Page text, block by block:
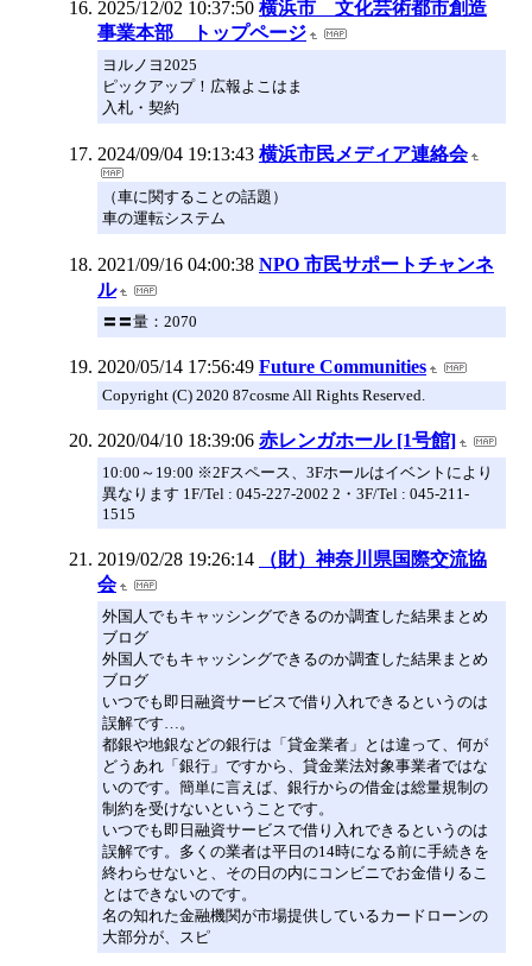
2025/12/02 10:37:50 横浜市 文化芸術都市創造
事業本部 トップページ
ヨルノヨ2025
ピックアップ！広報よこはま
入札・契約
2024/09/04 19:13:43 横浜市民メディア連絡会
（車に関することの話題）
車の運転システム
2021/09/16 04:00:38 NPO 市民サポートチャンネ
ル
〓〓量：2070
2020/05/14 17:56:49 Future Communities
Copyright (C) 2020 87cosme All Rights Reserved.
2020/04/10 18:39:06 赤レンガホール [1号館]
10:00～19:00 ※2Fスペース、3Fホールはイベントにより
異なります 1F/Tel : 045-227-2002 2・3F/Tel : 045-211-
1515
2019/02/28 19:26:14
（財）神奈川県国際交流協
会
外国人でもキャッシングできるのか調査した結果まとめ
ブログ
外国人でもキャッシングできるのか調査した結果まとめ
ブログ
いつでも即日融資サービスで借り入れできるというのは
誤解です…。
都銀や地銀などの銀行は「貸金業者」とは違って、何が
どうあれ「銀行」ですから、貸金業法対象事業者ではな
いのです。簡単に言えば、銀行からの借金は総量規制の
制約を受けないということです。
いつでも即日融資サービスで借り入れできるというのは
誤解です。多くの業者は平日の14時になる前に手続きを
終わらせないと、その日の内にコンビニでお金借りるこ
とはできないのです。
名の知れた金融機関が市場提供しているカードローンの
大部分が、スピ